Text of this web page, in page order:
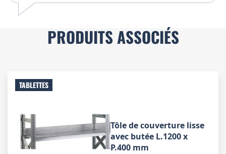
PRODUITS ASSOCIÉS
TABLETTES
Tôle de couverture lisse
avec butée L.1200 x
P.400 mm